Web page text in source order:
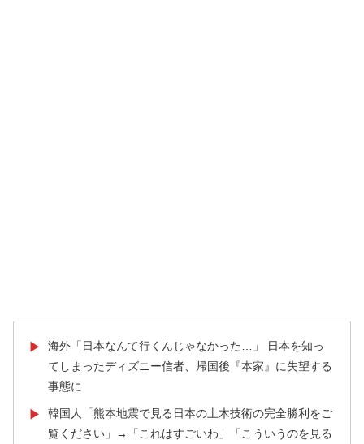
▶
海外「日本なんて行くんじゃなかった…」 日本を知っ
てしまったディズニー信者、帰国後『本家』に失望する
事態に
▶
韓国人「熊本地震で見る日本の土木技術の完全勝利をご
覧ください」→「これはすごいわ」「こういうのを見る